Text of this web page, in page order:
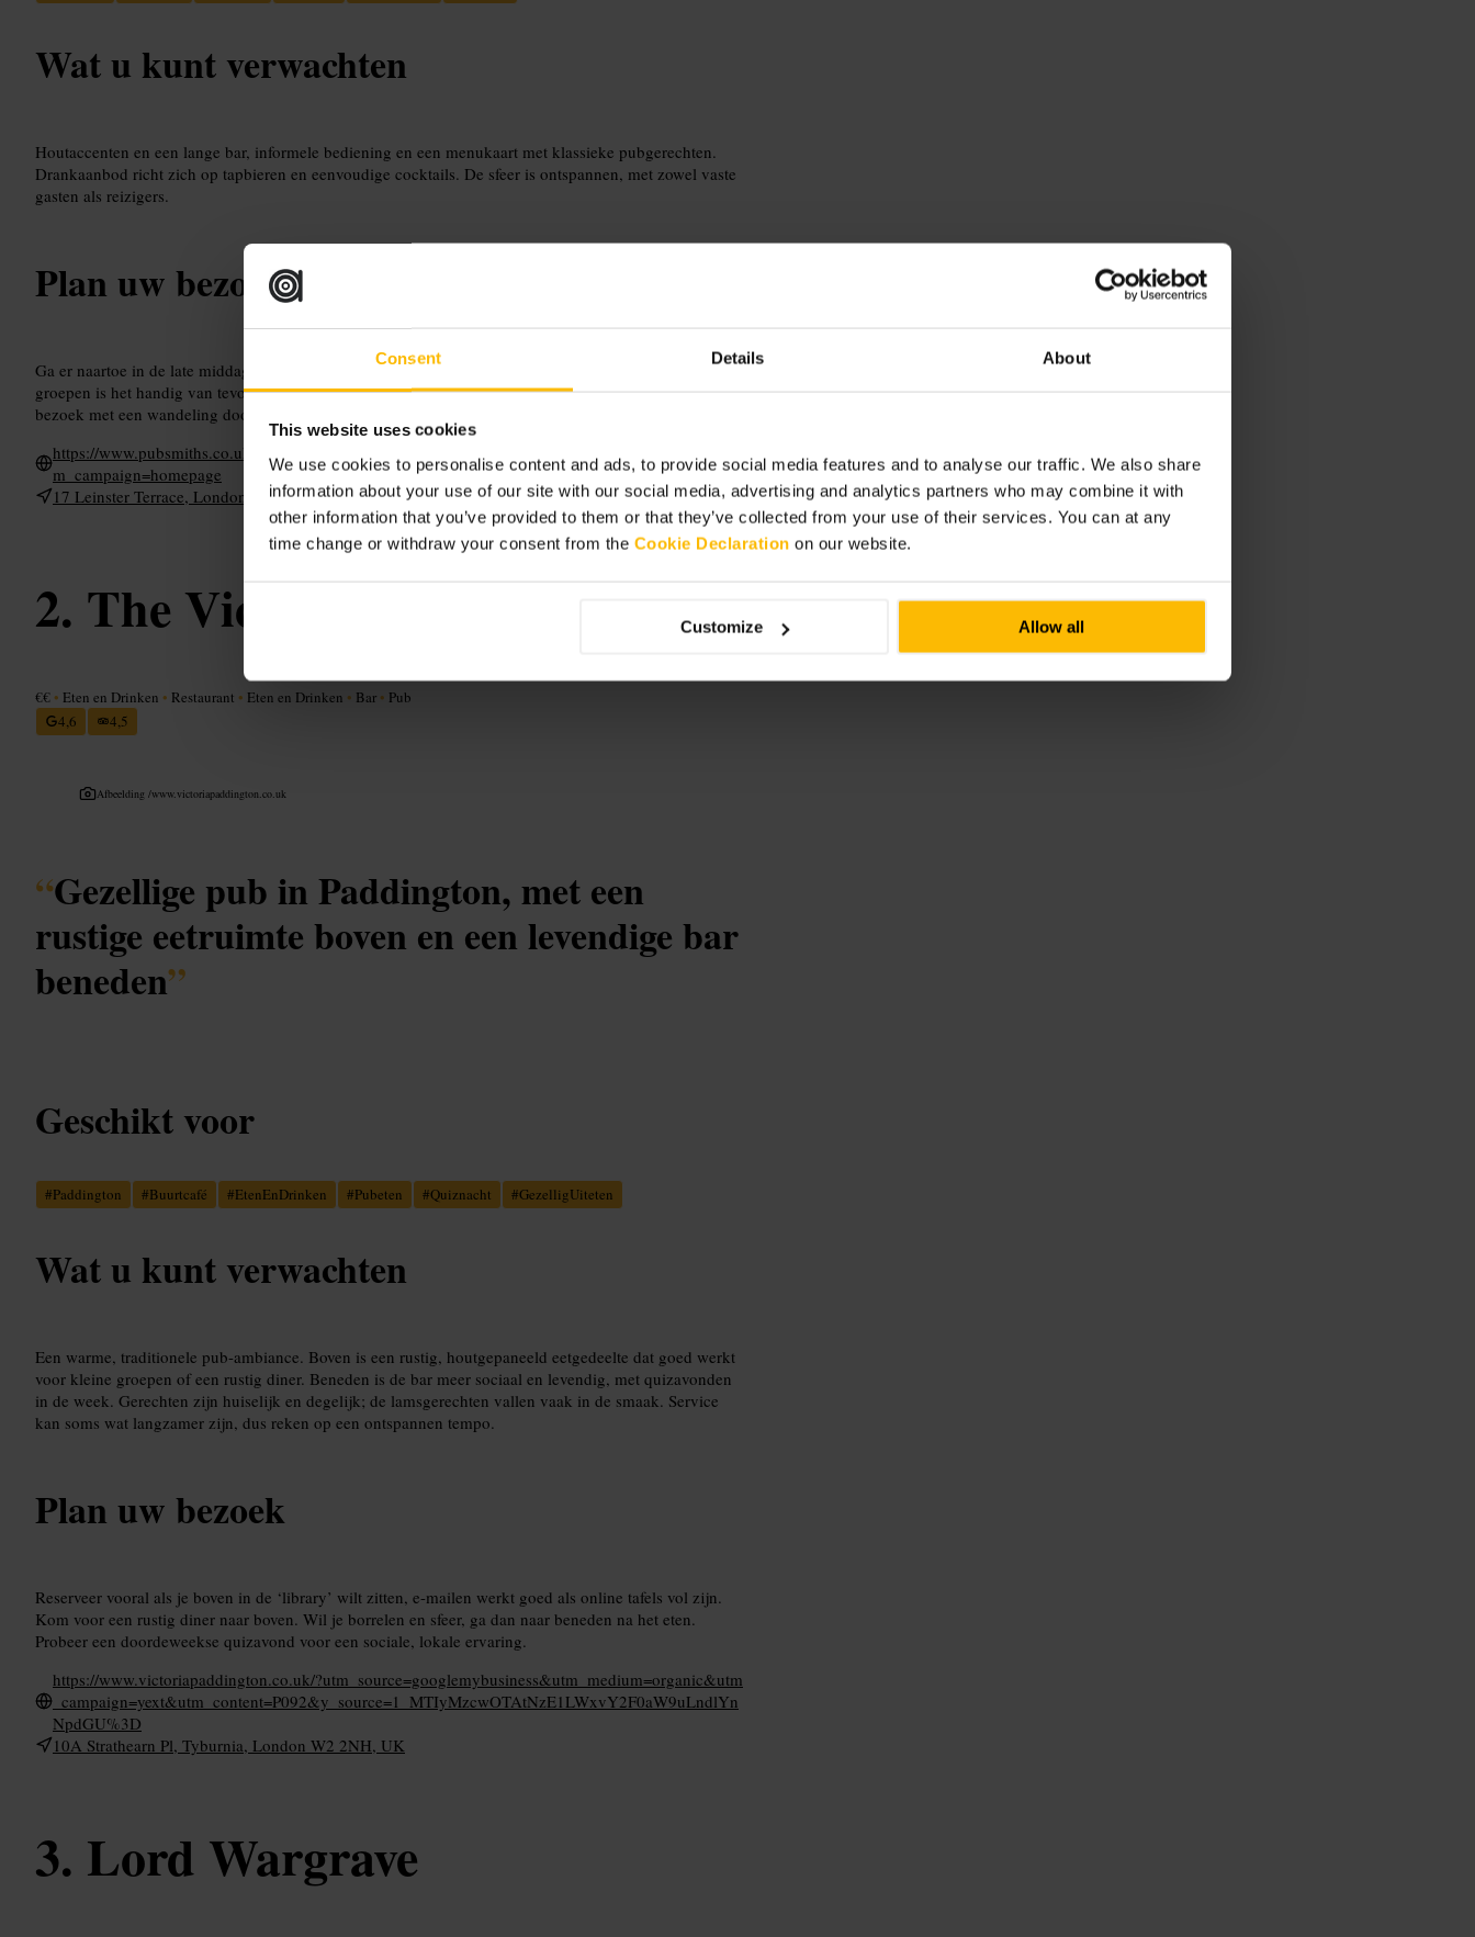
Consent Details About
This website uses cookies
We use cookies to personalise content and ads, to provide social media features and to analyse our traffic. We also share
information about your use of our site with our social media, advertising and analytics partners who may combine it with
other information that you’ve provided to them or that they’ve collected from your use of their services. You can at any
time change or withdraw your consent from the Cookie Declaration on our website.
Customize Allow all
Wat u kunt verwachten
Houtaccenten en een lange bar, informele bediening en een menukaart met klassieke pubgerechten.
Drankaanbod richt zich op tapbieren en eenvoudige cocktails. De sfeer is ontspannen, met zowel vaste
gasten als reizigers.
Plan uw bezoek
Ga er naartoe in de late middag of avond, als je wilt aanschuiven voor drinken en eten. Voor grotere
groepen is het handig van tevoren te bellen. Solo-reizigers zitten prima aan de bar. Combineer je
bezoek met een wandeling door de buurt of een stop bij het nabijgelegen station.
https://www.pubsmiths.co.uk/leinster-arms-bayswater?utm_source=gmb&utm_medium=organic&ut
m_campaign=homepage
17 Leinster Terrace, London W2 3EU, UK
The Victoria, Paddington
€€ • Eten en Drinken • Restaurant • Eten en Drinken • Bar • Pub
4,6
4,5
Afbeelding /www.victoriapaddington.co.uk
“Gezellige pub in Paddington, met een
rustige eetruimte boven en een levendige bar
beneden”
Geschikt voor
#Paddington #Buurtcafé #EtenEnDrinken #Pubeten #Quiznacht #GezelligUiteten
Wat u kunt verwachten
Een warme, traditionele pub-ambiance. Boven is een rustig, houtgepaneeld eetgedeelte dat goed werkt
voor kleine groepen of een rustig diner. Beneden is de bar meer sociaal en levendig, met quizavonden
in de week. Gerechten zijn huiselijk en degelijk; de lamsgerechten vallen vaak in de smaak. Service
kan soms wat langzamer zijn, dus reken op een ontspannen tempo.
Plan uw bezoek
Reserveer vooral als je boven in de ‘library’ wilt zitten, e-mailen werkt goed als online tafels vol zijn.
Kom voor een rustig diner naar boven. Wil je borrelen en sfeer, ga dan naar beneden na het eten.
Probeer een doordeweekse quizavond voor een sociale, lokale ervaring.
https://www.victoriapaddington.co.uk/?utm_source=googlemybusiness&utm_medium=organic&utm
_campaign=yext&utm_content=P092&y_source=1_MTIyMzcwOTAtNzE1LWxvY2F0aW9uLndlYn
NpdGU%3D
10A Strathearn Pl, Tyburnia, London W2 2NH, UK
Lord Wargrave